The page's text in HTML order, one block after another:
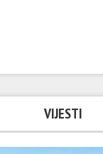
VIJESTI